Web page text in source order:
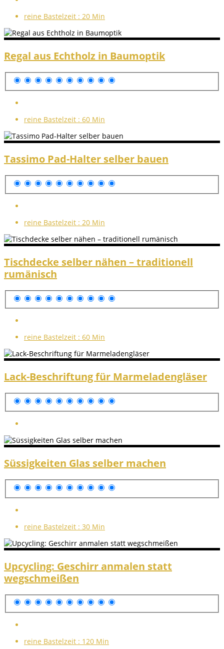
reine Bastelzeit : 20 Min
Regal aus Echtholz in Baumoptik
reine Bastelzeit : 60 Min
Tassimo Pad-Halter selber bauen
reine Bastelzeit : 20 Min
Tischdecke selber nähen – traditionell
rumänisch
reine Bastelzeit : 60 Min
Lack-Beschriftung für Marmeladengläser
Süssigkeiten Glas selber machen
reine Bastelzeit : 30 Min
Upcycling: Geschirr anmalen statt
wegschmeißen
reine Bastelzeit : 120 Min